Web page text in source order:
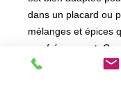
dans un placard ou
mélanges et épices
pas fréquement. Ce
aussi peu